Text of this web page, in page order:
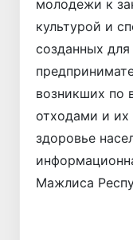
молодежи к
культурой и
созданных
возникших по
отходами и их
здоровье
Мажлиса